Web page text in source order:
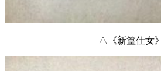
△《新篁仕女》